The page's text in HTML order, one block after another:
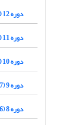
دوره 12 (1400)
دوره 11 (1399)
دوره 10 (1398)
دوره 9 (1397)
دوره 8 (1396)